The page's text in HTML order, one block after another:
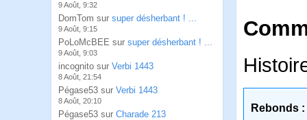
9 Août, 9:32
DomTom sur super désherbant ! ...
9 Août, 9:15
PoLoMcBEE sur super désherbant ! ...
9 Août, 9:03
incognito sur Verbi 1443
8 Août, 21:54
Pégase53 sur Verbi 1443
8 Août, 20:10
Pégase53 sur Charade 213
Rebonds :